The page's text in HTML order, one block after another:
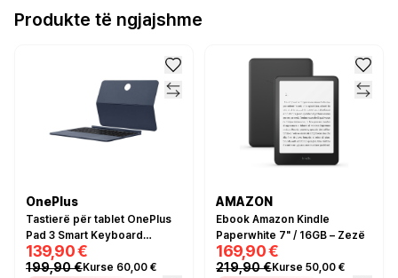
Produkte të ngjajshme
OnePlus
Tastierë për tablet OnePlus
Pad 3 Smart Keyboard
QWERTY – Blu
139,90 €
199,90 €Kurse 60,00 €
AMAZON
Ebook Amazon Kindle
Paperwhite 7" / 16GB – Zezë
169,90 €
219,90 €Kurse 50,00 €